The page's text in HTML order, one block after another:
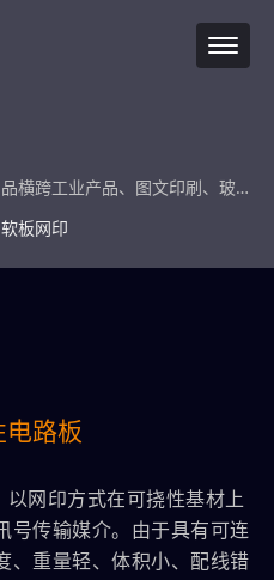
横跨工业产品、图文印刷、玻璃
刷及绿能印刷等七大产业类
装，坚持最高品质承诺。
软板网印
路板
网印方式在可挠性基材上
号传输媒介。由于具有可连
、重量轻、体积小、配线错